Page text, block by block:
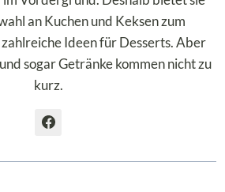
an Kuchen und Keksen zum
Ideen für Desserts. Aber
sogar Getränke kommen nicht zu
kurz.